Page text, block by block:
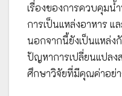
เรื่องของการควบคุมน้
การเป็นแหล่งอาหาร
นอกจากนี้ยังเป็นแหล่
ปัญหาการเปลี่ยนแปลง
ศึกษาวิจัยที่มีคุณค่าอย่า